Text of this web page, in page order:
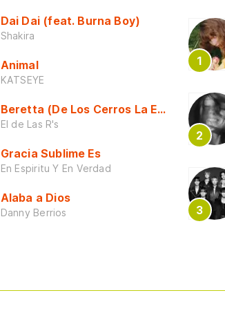
Dai Dai (feat. Burna Boy)
Shakira
Animal
KATSEYE
Beretta (De Los Cerros La Escuela)
El de Las R's
Gracia Sublime Es
En Espiritu Y En Verdad
Alaba a Dios
Danny Berrios